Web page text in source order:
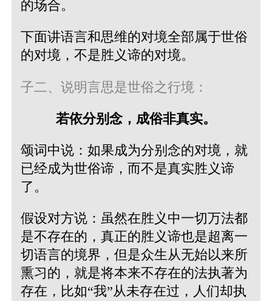
的场合。
下面讲语言和思维的对境全部属于世俗
的对境，不是胜义谛的对境。
子二、说明言思是世俗之行境：
若依分别念，成俗非真实。
颂词中说：如果成为分别念的对境，就
已经成为世俗谛，而不是真实胜义谛
了。
假设对方说：虽然在胜义中一切万法都
是不存在的，真正的胜义谛也是超离一
切语言的境界，但是众生从无始以来所
熏习的，就是将本来不存在的法执著为
存在，比如“我”从未存在过，人们却执